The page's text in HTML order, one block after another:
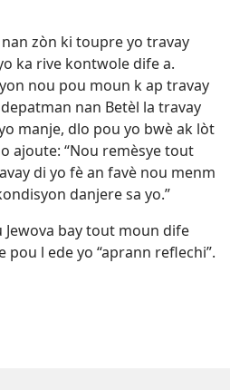
zòn ki toupre yo travay
ka rive kontwole dife a.
nou pou moun k ap travay
nan Betèl la travay
manje, dlo pou yo bwè ak lòt
ajoute: “Nou remèsye tout
di yo fè an favè nou menm
danjere sa yo.”
bay tout moun dife
pou l ede yo “aprann reflechi”.